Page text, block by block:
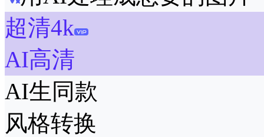
超清4k
AI高清
AI生同款
风格转换